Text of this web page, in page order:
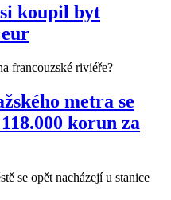
koupil byt
francouzské riviéře?
metra se
korun za
se opět nacházejí u stanice